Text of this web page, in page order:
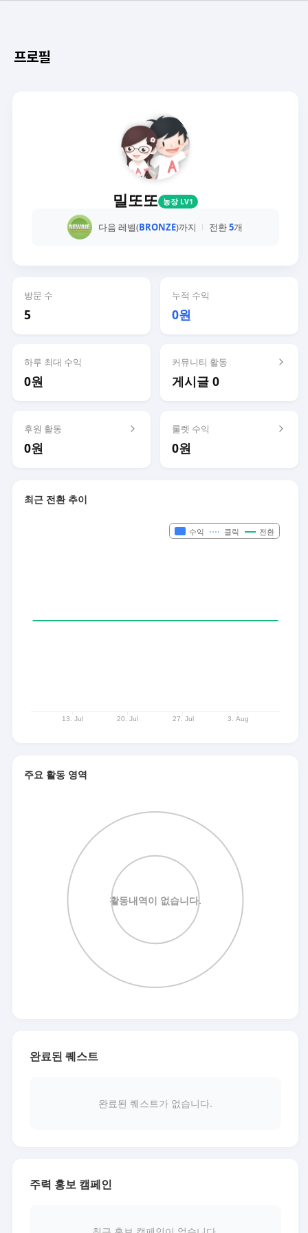
프로필
밀또또 농장 LV1
다음 레벨(BRONZE)까지 전환5개
방문 수
5
누적 수익
0원
하루 최대 수익
0원
커뮤니티 활동
게시글 0
후원 활동
0원
룰렛 수익
0원
최근 전환 추이
주요 활동 영역
완료된 퀘스트
완료된 퀘스트가 없습니다.
주력 홍보 캠페인